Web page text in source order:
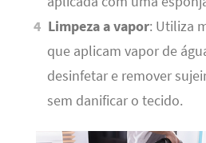
Limpeza a vapor: Utiliza
que aplicam vapor de
desinfetar e remover
sem danificar o tecido.